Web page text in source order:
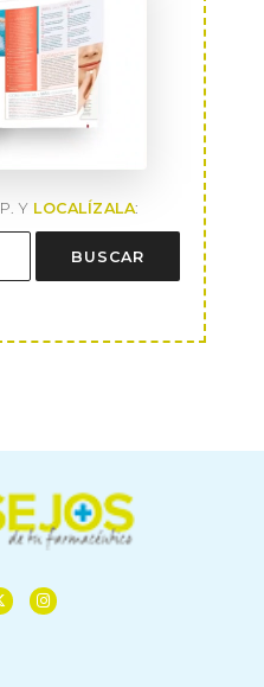
Y LOCALÍZALA:
BUSCAR